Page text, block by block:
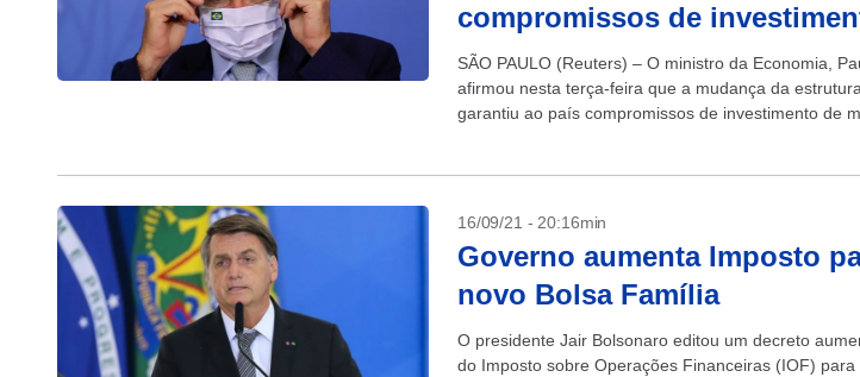
compromissos de
SÃO PAULO (Reuters) – O ministro da Economia,
afirmou nesta terça-feira que a mudança da
garantiu ao país compromissos de investimento de
16/09/21 - 20:16min
Governo aumenta Imposto
novo Bolsa Família
O presidente Jair Bolsonaro editou um decreto
do Imposto sobre Operações Financeiras (IOF) para